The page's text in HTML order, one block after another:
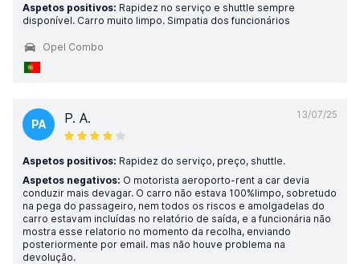
Aspetos positivos: Rapidez no serviço e shuttle sempre
disponível. Carro muito limpo. Simpatia dos funcionários
Opel Combo
13/07/25
PA P. A.
Aspetos positivos: Rapidez do serviço, preço, shuttle.
Aspetos negativos: O motorista aeroporto-rent a car devia
conduzir mais devagar. O carro não estava 100%limpo, sobretudo
na pega do passageiro, nem todos os riscos e amolgadelas do
carro estavam incluídas no relatório de saída, e a funcionária não
mostra esse relatorio no momento da recolha, enviando
posteriormente por email. mas não houve problema na
devolução.